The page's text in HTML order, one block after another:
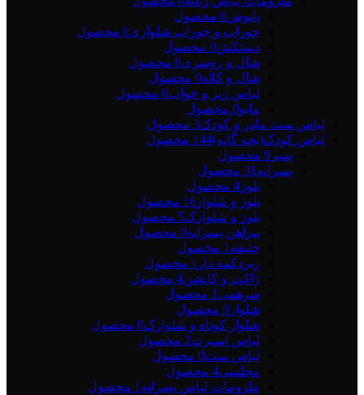
پاپوش0 محصول
جوراب و جوراب شلواری0 محصول
دستکش0 محصول
شال و روسری0 محصول
شال و کلاه0 محصول
لباس زیر و خواب0 محصول
مایو0 محصول
لباس ست مادر و کودک3 محصول
لباس کودک(بچه گانه)144 محصول
پسر 9 محصول
پسرانه 31 محصول
بلوز 4 محصول
بلوز و شلوار 16 محصول
بلوز و شلوارک5 محصول
پیراهن پسرانه0 محصول
جلیقه 1 محصول
زیردکمه دار 1 محصول
ژاکت و کاپشن4 محصول
سرهمی 1 محصول
شلوار 0 محصول
شلوار کوتاه و شلوارک0 محصول
لباس اسپرت2 محصول
لباس ست0 محصول
مجلسی4 محصول
ملزومات لباس پسرانه 1 محصول